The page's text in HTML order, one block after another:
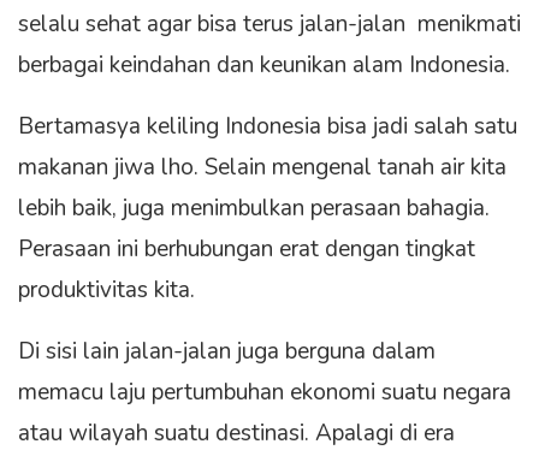
selalu sehat agar bisa terus jalan-jalan menikmati
berbagai keindahan dan keunikan alam Indonesia.
Bertamasya keliling Indonesia bisa jadi salah satu
makanan jiwa lho. Selain mengenal tanah air kita
lebih baik, juga menimbulkan perasaan bahagia.
Perasaan ini berhubungan erat dengan tingkat
produktivitas kita.
Di sisi lain jalan-jalan juga berguna dalam
memacu laju pertumbuhan ekonomi suatu negara
atau wilayah suatu destinasi. Apalagi di era